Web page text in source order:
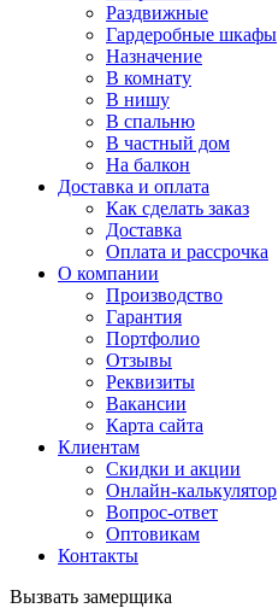
Раздвижные
Гардеробные шкафы
Назначение
В комнату
В нишу
В спальню
В частный дом
На балкон
Доставка и оплата
Как сделать заказ
Доставка
Оплата и рассрочка
О компании
Производство
Гарантия
Портфолио
Отзывы
Реквизиты
Вакансии
Карта сайта
Клиентам
Скидки и акции
Онлайн-калькулятор
Вопрос-ответ
Оптовикам
Контакты
Вызвать замерщика